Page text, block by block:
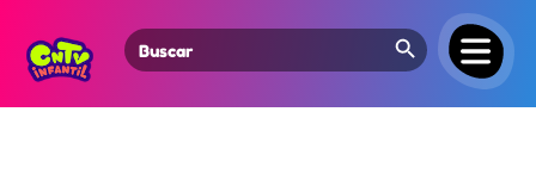
Search
for:
Search Button